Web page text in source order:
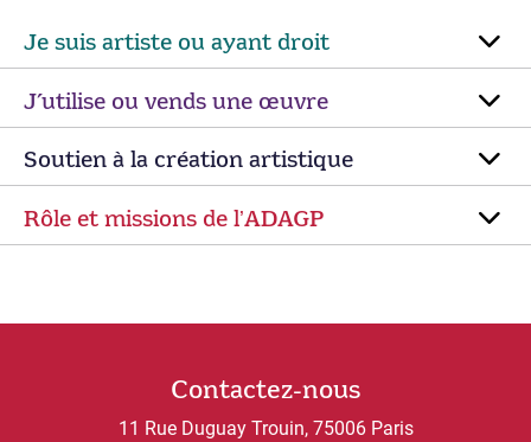
Je suis artiste ou ayant droit
J’utilise ou vends une œuvre
Soutien à la création artistique
Rôle et missions de lʼADAGP
Contactez-nous
11 Rue Duguay Trouin, 75006 Paris